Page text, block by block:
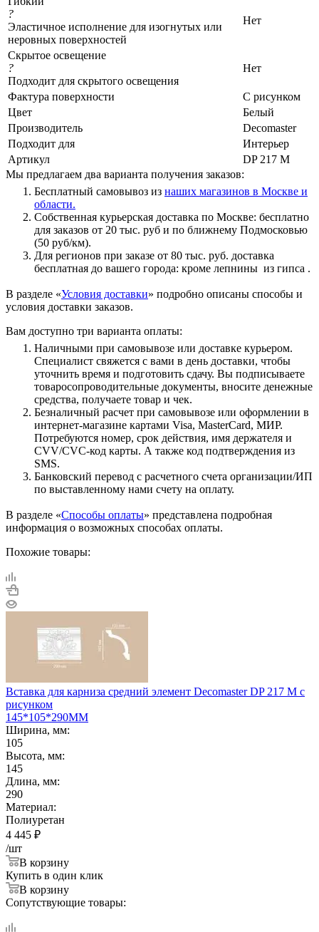
?
Эластичное исполнение для изогнутых или
неровных поверхностей
Нет
Скрытое освещение
?
Подходит для скрытого освещения
Нет
Фактура поверхности
С рисунком
Цвет
Белый
Производитель
Decomaster
Подходит для
Интерьер
Артикул
DP 217 M
Мы предлагаем два варианта получения заказов:
Бесплатный самовывоз из наших магазинов в Москве и
области.
Собственная курьерская доставка по Москве: бесплатно
для заказов от 20 тыс. руб и по ближнему Подмосковью
(50 руб/км).
Для регионов при заказе от 80 тыс. руб. доставка
бесплатная до вашего города: кроме лепнины из гипса .
В разделе «Условия доставки» подробно описаны способы и
условия доставки заказов.
Вам доступно три варианта оплаты:
Наличными при самовывозе или доставке курьером.
Специалист свяжется с вами в день доставки, чтобы
уточнить время и подготовить сдачу. Вы подписываете
товаросопроводительные документы, вносите денежные
средства, получаете товар и чек.
Безналичный расчет при самовывозе или оформлении в
интернет-магазине картами Visa, MasterCard, МИР.
Потребуются номер, срок действия, имя держателя и
CVV/CVC-код карты. А также код подтверждения из
SMS.
Банковский перевод с расчетного счета организации/ИП
по выставленному нами счету на оплату.
В разделе «Способы оплаты» представлена подробная
информация о возможных способах оплаты.
Похожие товары:
Вставка для карниза средний элемент Decomaster DP 217 M с
рисунком
145*105*290ММ
Ширина, мм:
105
Высота, мм:
145
Длина, мм:
290
Материал:
Полиуретан
4 445 ₽
/шт
В корзину
Купить в один клик
В корзину
Сопутствующие товары: